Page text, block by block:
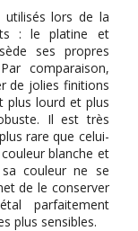
utilisés lors de la
: le platine et
ses propres
comparaison,
de jolies finitions
plus lourd et plus
Il est très
rare que celui-
blanche et
couleur ne se
de le conserver
parfaitement
plus sensibles.